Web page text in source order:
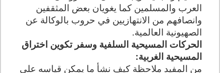
العرب والمسلمين كما يغويان بعض المثقفين
وانصافهم من الانتهازيين في حروب بالوكالة عن
الصهيونية العالمية.
الحركات المسيحية السلفية وسفر تكوين اختراق
المسيحية الغربية:
من المفيد ملاحظة كيف نشأ ما يمكن قياسه على